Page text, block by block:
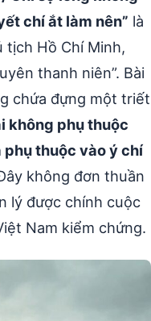
chí ắt làm nên” là
Hồ Chí Minh,
thanh niên”. Bài
chứa đựng một triết
không phụ thuộc
thuộc vào ý chí
không đơn thuần
lý được chính cuộc
Nam kiểm chứng.